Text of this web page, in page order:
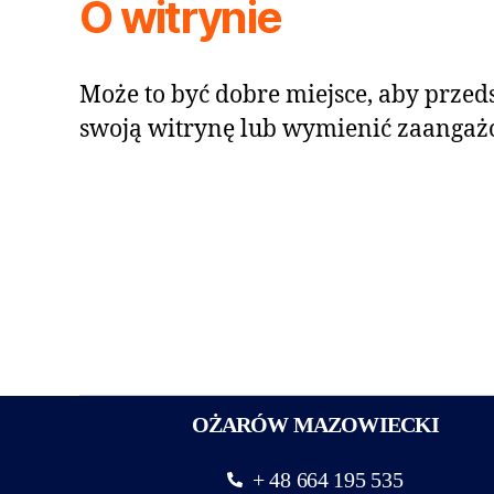
O witrynie
Może to być dobre miejsce, aby
swoją witrynę lub wymienić
OŻARÓW MAZOWIECKI
+ 48 664 195 535